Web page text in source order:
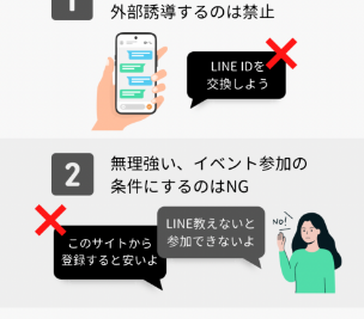
動画視聴なども楽しめるようになっています
しいただくため下記の禁止事項を設けてます
ハラやセクハラ、暴言、大声、差別的な発言